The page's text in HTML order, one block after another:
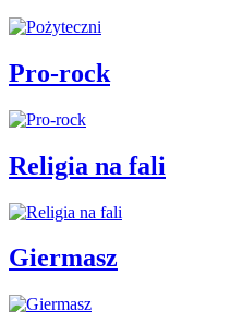
Pro-rock
Religia na fali
Giermasz